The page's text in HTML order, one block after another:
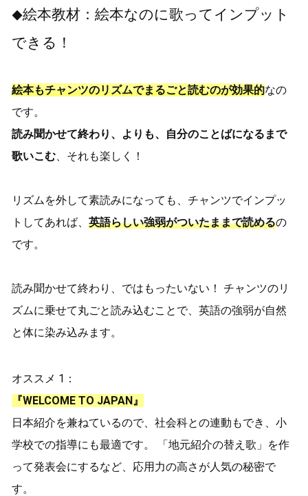
◆絵本教材：絵本なのに歌ってインプット
できる！
絵本もチャンツのリズムでまるごと読むのが効果的なの
です。
読み聞かせて終わり、よりも、自分のことばになるまで
歌いこむ、それも楽しく！
リズムを外して素読みになっても、チャンツでインプッ
トしてあれば、英語らしい強弱がついたままで読めるの
です。
読み聞かせて終わり、ではもったいない！ チャンツのリ
ズムに乗せて丸ごと読み込むことで、英語の強弱が自然
と体に染み込みます。
オススメ 1：
『WELCOME TO JAPAN』
日本紹介を兼ねているので、社会科との連動もでき、小
学校での指導にも最適です。 「地元紹介の替え歌」を作
って発表会にするなど、応用力の高さが人気の秘密で
す。